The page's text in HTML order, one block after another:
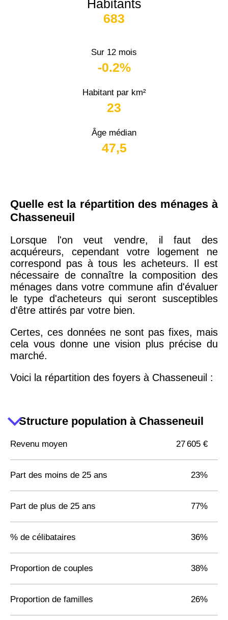
Habitants
683
Sur 12 mois
-0.2%
Habitant par km²
23
Âge médian
47,5
Quelle est la répartition des ménages à
Chasseneuil
Lorsque l'on veut vendre, il faut des
acquéreurs, cependant votre logement ne
correspond pas à tous les acheteurs. Il est
nécessaire de connaître la composition des
ménages dans votre commune afin d'évaluer
le type d'acheteurs qui seront susceptibles
d'être attirés par votre bien.
Certes, ces données ne sont pas fixes, mais
cela vous donne une vision plus précise du
marché.
Voici la répartition des foyers à Chasseneuil :
Structure population à Chasseneuil
Revenu moyen 27 605 €
Part des moins de 25 ans 23%
Part de plus de 25 ans 77%
% de célibataires 36%
Proportion de couples 38%
Proportion de familles 26%